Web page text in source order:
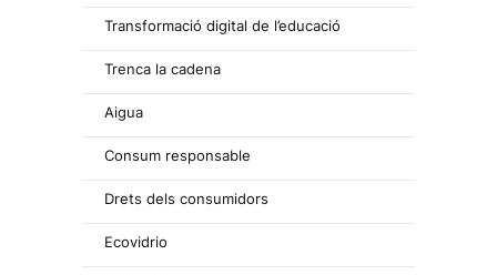
Transformació digital de l’educació
Trenca la cadena
Aigua
Consum responsable
Drets dels consumidors
Ecovidrio